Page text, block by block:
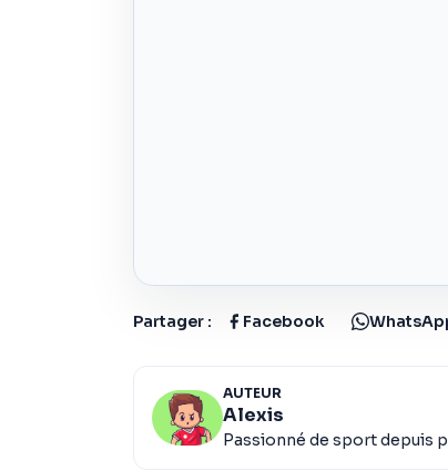
Partager : Facebook
AUTEUR
Alexis
Passionné de sport depuis